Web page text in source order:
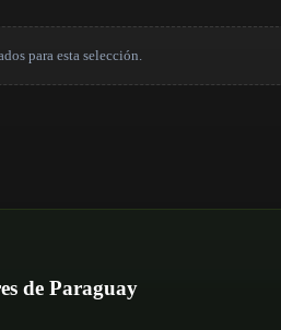
para esta selección.
de Paraguay